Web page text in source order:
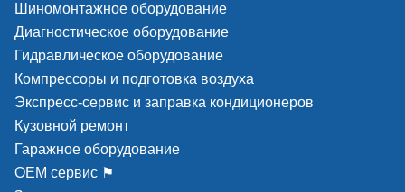
Шиномонтажное оборудование
Диагностическое оборудование
Гидравлическое оборудование
Компрессоры и подготовка воздуха
Экспресс-сервис и заправка кондиционеров
Кузовной ремонт
Гаражное оборудование
ОЕМ сервис ⚑